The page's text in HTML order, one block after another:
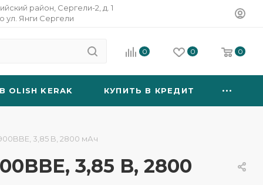
район, Сергели-2, д. 1
ул. Янги Сергели
0 0 0
OLISH KERAK КУПИТЬ В КРЕДИТ
3,85 B, 2800 мАч
3,85 B, 2800